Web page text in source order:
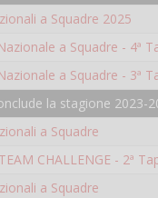
a Squadre 2025
a Squadre - 4ª
a Squadre - 3ª
la stagione 2023-
a Squadre
CHALLENGE - 2ª
a Squadre